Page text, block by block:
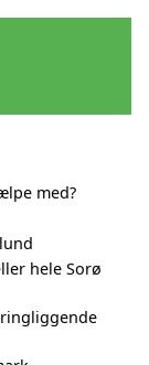
med?
hele Sorø